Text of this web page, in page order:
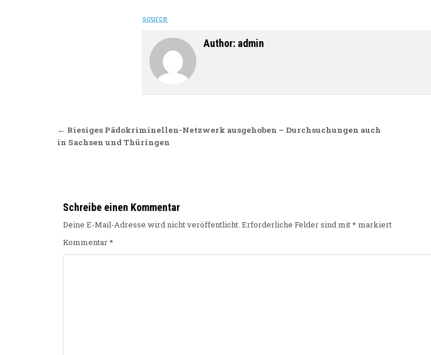
source
Author: admin
Beitragsnavigation
← Riesiges Pädokriminellen-Netzwerk ausgehoben – Durchsuchungen auch
in Sachsen und Thüringen
Schreibe einen Kommentar
Deine E-Mail-Adresse wird nicht veröffentlicht. Erforderliche Felder sind mit* markiert
Kommentar*